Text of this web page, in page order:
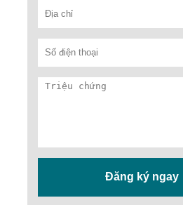
Đăng ký ngay